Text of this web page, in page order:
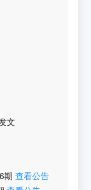
文
期 查看公告